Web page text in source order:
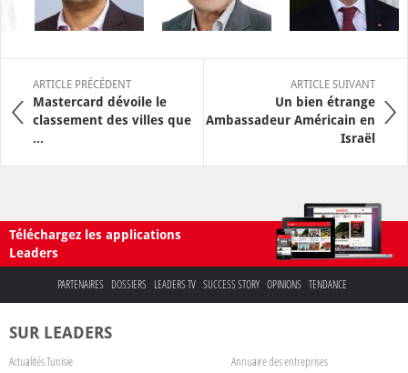
ARTICLE PRÉCÉDENT
Mastercard dévoile le
classement des villes que
...
ARTICLE SUIVANT
Un bien étrange
Ambassadeur Américain en
Israël
Téléchargez les applications
Leaders
PARTENAIRES DOSSIERS LEADERS TV SUCCESS STORY OPINIONS TENDANCE
SUR LEADERS
Actualités Tunisie
Annuaire des entreprises